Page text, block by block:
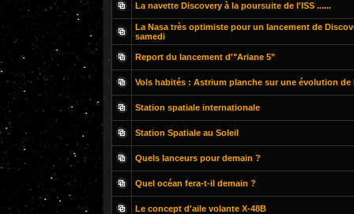
La navette Discovery à la poursuite de l'ISS ......
La Nasa très optimiste pour un lancement de
samedi
Report du lancement d'"Ariane 5"
Vols habités : Astrium planche sur une évolution de
Station spatiale internationale
Station Spatiale au Soleil
Quels lanceurs pour demain ?
Quel océan fera-t-il demain ?
Le concept d'aile volante X-48B